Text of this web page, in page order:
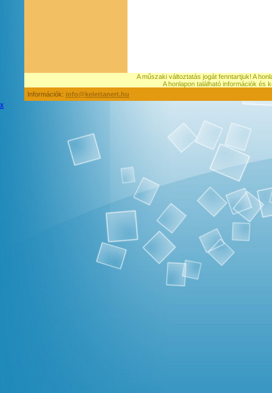
A műszaki változtatás jogát fenntartjuk! A
A honlapon található információk és
Információk: info@kelettanert.hu
x